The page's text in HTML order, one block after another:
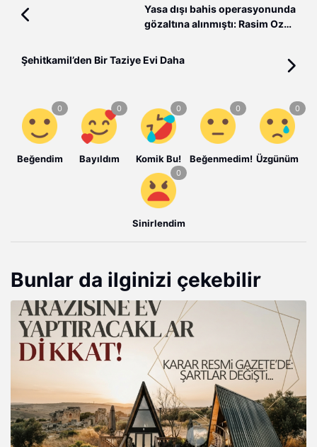
Yasa dışı bahis operasyonunda
gözaltına alınmıştı: Rasim Ozan
Şehitkamil’den Bir Taziye Evi Daha
Beğendim Bayıldım Komik Bu! Beğenmedim! Üzgünüm
Sinirlendim
Bunlar da ilginizi çekebilir